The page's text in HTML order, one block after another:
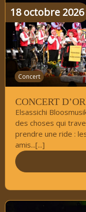
Concert
18 octobre 2026
CONCERT
Elsassichi
des choses qui
prendre une ride :
amis...[...]